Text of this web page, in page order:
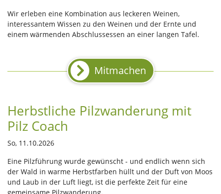
Wir erleben eine Kombination aus leckeren Weinen,
interessantem Wissen zu den Weinen und der Ernte und
einem wärmenden Abschlussessen an einer langen Tafel.
Mitmachen
Herbstliche Pilzwanderung mit
Pilz Coach
So, 11.10.2026
Eine Pilzführung wurde gewünscht - und endlich wenn sich
der Wald in warme Herbstfarben hüllt und der Duft von Moos
und Laub in der Luft liegt, ist die perfekte Zeit für eine